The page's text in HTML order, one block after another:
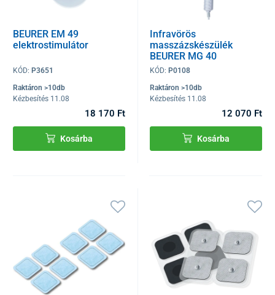
BEURER EM 49
elektrostimulátor
KÓD: P3651
Raktáron >10db
Kézbesítés 11.08
18 170 Ft
Kosárba
Infravörös
masszázskészülék
BEURER MG 40
KÓD: P0108
Raktáron >10db
Kézbesítés 11.08
12 070 Ft
Kosárba